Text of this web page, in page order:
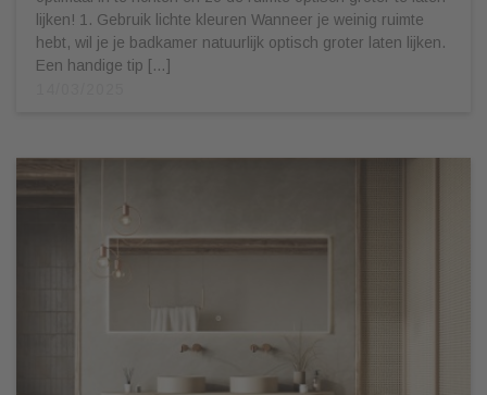
lijken! 1. Gebruik lichte kleuren Wanneer je weinig ruimte
hebt, wil je je badkamer natuurlijk optisch groter laten lijken.
Een handige tip […]